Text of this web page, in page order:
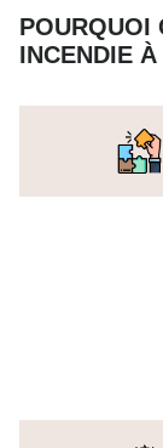
POURQUOI
INCENDIE